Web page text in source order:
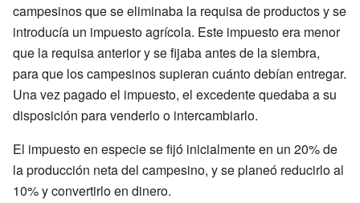
campesinos que se eliminaba la requisa de productos y se
introducía un impuesto agrícola. Este impuesto era menor
que la requisa anterior y se fijaba antes de la siembra,
para que los campesinos supieran cuánto debían entregar.
Una vez pagado el impuesto, el excedente quedaba a su
disposición para venderlo o intercambiarlo.
El impuesto en especie se fijó inicialmente en un 20% de
la producción neta del campesino, y se planeó reducirlo al
10% y convertirlo en dinero.